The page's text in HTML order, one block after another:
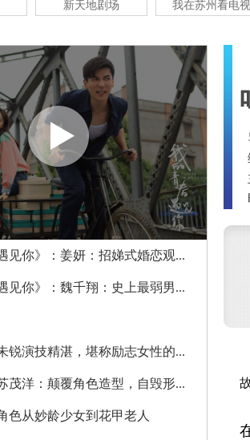
新天地剧场 我在苏州看电视
见你》：姜妍：招娣式婚恋观...
见你》：魏千翔：史上最弱男...
锐演技精湛，堪称励志女性的...
茂洋：颠覆角色造型，自毁形...
色从妙龄少女到花甲老人